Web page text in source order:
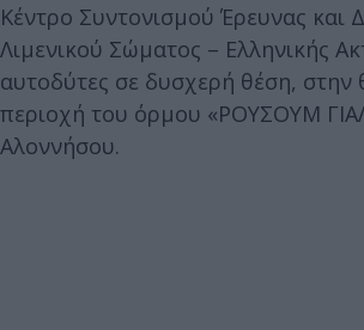
Κέντρο Συντονισμού Έρευνας και
Λιμενικού Σώματος – Ελληνικής
αυτοδύτες σε δυσχερή θέση, στην
περιοχή του όρμου «ΡΟΥΣΟΥΜ
Αλοννήσου.